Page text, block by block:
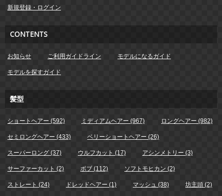
新規登録・ログイン
CONTENTS
お知らせ ご利用ガイドライン モデルになるガイド
モデルを探すガイド
髪型
ショートヘアー (592) ミディアムヘアー (967) ロングヘアー (982)
セミロングヘアー (433) ベリーショートヘアー (26)
スーパーロング (37) ウルフカット (17) アシンメトリー (3)
サーファーカット (2) ボブ (112) ソフトモヒカン (2)
ストレート (24) ドレッドヘアー (1) マッシュ (38) 坊主頭 (2)